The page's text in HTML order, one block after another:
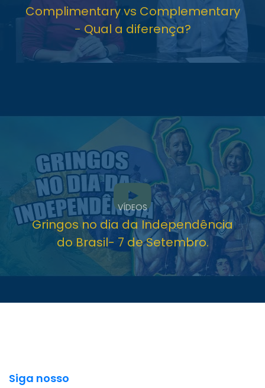
Complimentary vs Complementary
- Qual a diferença?
VÍDEOS
Gringos no dia da Independência
do Brasil- 7 de Setembro.
Siga nosso